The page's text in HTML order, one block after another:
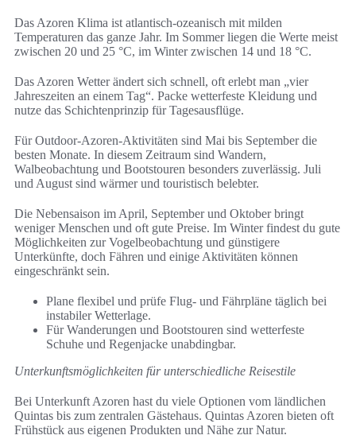
Das Azoren Klima ist atlantisch-ozeanisch mit milden
Temperaturen das ganze Jahr. Im Sommer liegen die Werte meist
zwischen 20 und 25 °C, im Winter zwischen 14 und 18 °C.
Das Azoren Wetter ändert sich schnell, oft erlebt man „vier
Jahreszeiten an einem Tag“. Packe wetterfeste Kleidung und
nutze das Schichtenprinzip für Tagesausflüge.
Für Outdoor-Azoren-Aktivitäten sind Mai bis September die
besten Monate. In diesem Zeitraum sind Wandern,
Walbeobachtung und Bootstouren besonders zuverlässig. Juli
und August sind wärmer und touristisch belebter.
Die Nebensaison im April, September und Oktober bringt
weniger Menschen und oft gute Preise. Im Winter findest du gute
Möglichkeiten zur Vogelbeobachtung und günstigere
Unterkünfte, doch Fähren und einige Aktivitäten können
eingeschränkt sein.
Plane flexibel und prüfe Flug- und Fährpläne täglich bei
instabiler Wetterlage.
Für Wanderungen und Bootstouren sind wetterfeste
Schuhe und Regenjacke unabdingbar.
Unterkunftsmöglichkeiten für unterschiedliche Reisestile
Bei Unterkunft Azoren hast du viele Optionen vom ländlichen
Quintas bis zum zentralen Gästehaus. Quintas Azoren bieten oft
Frühstück aus eigenen Produkten und Nähe zur Natur.